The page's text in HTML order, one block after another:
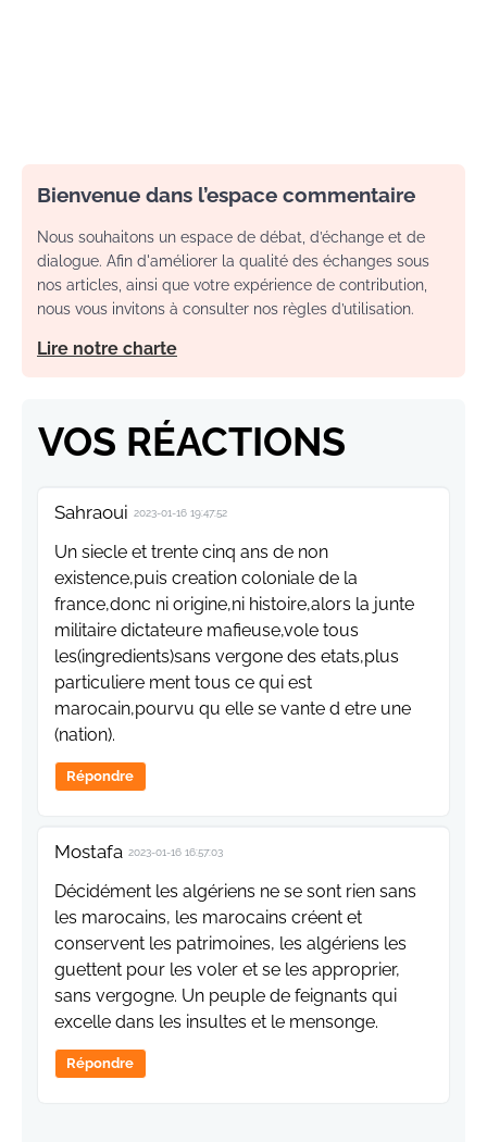
Bienvenue dans l’espace commentaire
Nous souhaitons un espace de débat, d’échange et de
dialogue. Afin d'améliorer la qualité des échanges sous
nos articles, ainsi que votre expérience de contribution,
nous vous invitons à consulter nos règles d’utilisation.
Lire notre charte
VOS RÉACTIONS
Sahraoui 2023-01-16 19:47:52
Un siecle et trente cinq ans de non
existence,puis creation coloniale de la
france,donc ni origine,ni histoire,alors la junte
militaire dictateure mafieuse,vole tous
les(ingredients)sans vergone des etats,plus
particuliere ment tous ce qui est
marocain,pourvu qu elle se vante d etre une
(nation).
Répondre
Mostafa 2023-01-16 16:57:03
Décidément les algériens ne se sont rien sans
les marocains, les marocains créent et
conservent les patrimoines, les algériens les
guettent pour les voler et se les approprier,
sans vergogne. Un peuple de feignants qui
excelle dans les insultes et le mensonge.
Répondre